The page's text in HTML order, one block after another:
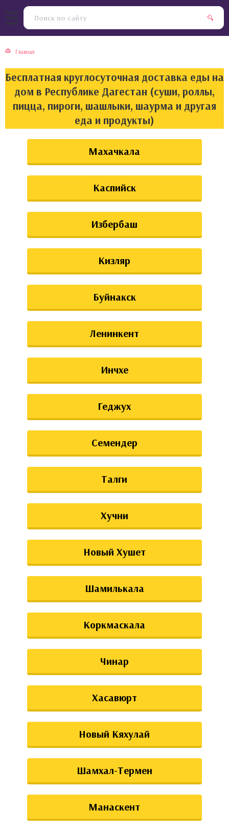
Главная
Бесплатная круглосуточная доставка еды на
дом в Республике Дагестан (суши, роллы,
пицца, пироги, шашлыки, шаурма и другая
еда и продукты)
Махачкала
Каспийск
Избербаш
Кизляр
Буйнакск
Ленинкент
Инчхе
Геджух
Семендер
Талги
Хучни
Новый Хушет
Шамилькала
Коркмаскала
Чинар
Хасавюрт
Новый Кяхулай
Шамхал-Термен
Манаскент
кухня
кухня
кухня
кухня
булочки